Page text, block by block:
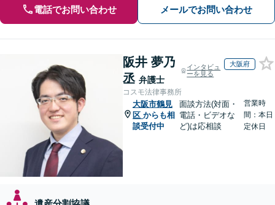
電話でお問い合わせ メールでお問い合わせ
阪井 夢乃
丞 弁護士
インタビュ
ーを見る
大阪府
コスモ法律事務所
大阪市鶴見
区 からも相
談受付中
面談方法(対面・
電話・ビデオな
ど)は応相談
営業時
間：本日
定休日